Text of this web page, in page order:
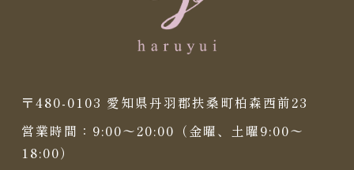
〒480-0103 愛知県丹羽郡扶桑町柏森西前23
営業時間：9:00〜20:00（金曜、土曜9:00〜
18:00）